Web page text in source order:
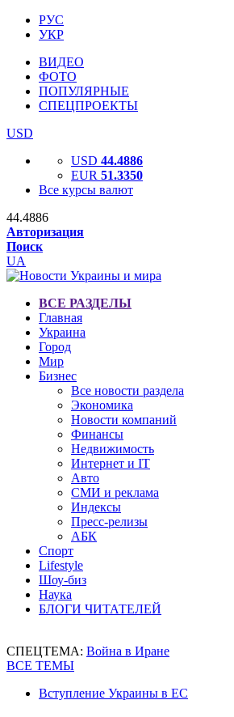
РУС
УКР
ВИДЕО
ФОТО
ПОПУЛЯРНЫЕ
СПЕЦПРОЕКТЫ
USD
USD 44.4886
EUR 51.3350
Все курсы валют
44.4886
Авторизация
Поиск
UA
ВСЕ РАЗДЕЛЫ
Главная
Украина
Город
Мир
Бизнес
Все новости раздела
Экономика
Новости компаний
Финансы
Недвижимость
Интернет и IT
Авто
СМИ и реклама
Индексы
Пресс-релизы
АБК
Спорт
Lifestyle
Шоу-биз
Наука
БЛОГИ ЧИТАТЕЛЕЙ
СПЕЦТЕМА: Война в Иране
ВСЕ ТЕМЫ
Вступление Украины в ЕС